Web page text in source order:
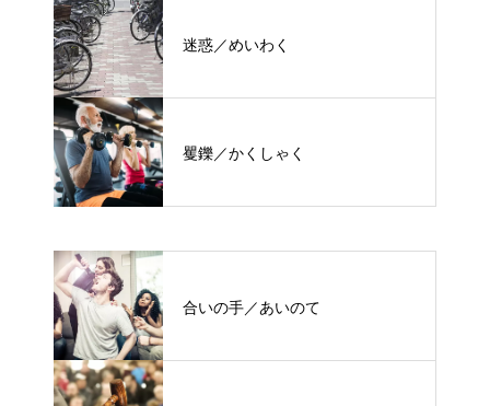
迷惑／めいわく
矍鑠／かくしゃく
合いの手／あいのて